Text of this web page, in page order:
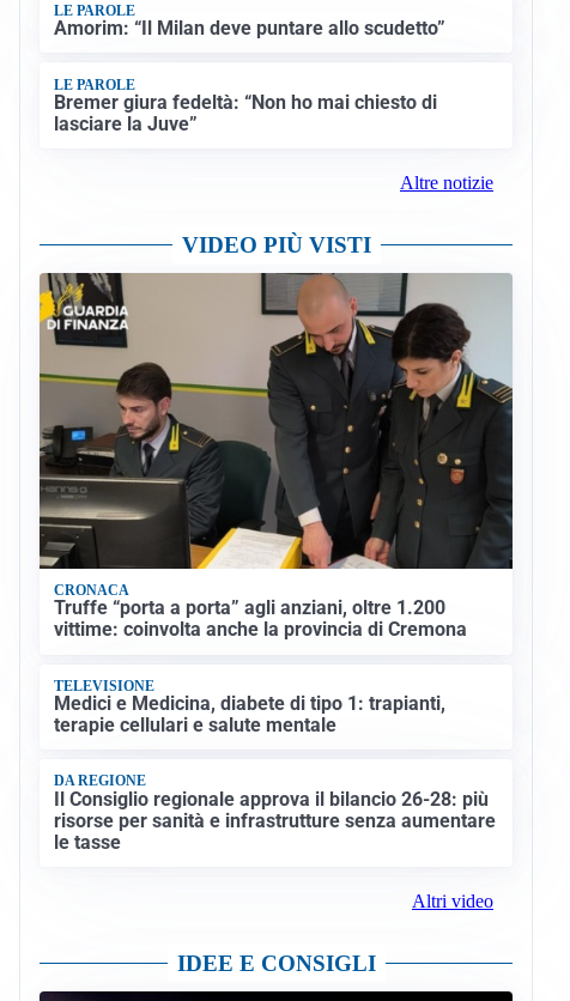
LE PAROLE
Amorim: “Il Milan deve puntare allo scudetto”
LE PAROLE
Bremer giura fedeltà: “Non ho mai chiesto di
lasciare la Juve”
Altre notizie
VIDEO PIÙ VISTI
CRONACA
Truffe “porta a porta” agli anziani, oltre 1.200
vittime: coinvolta anche la provincia di Cremona
TELEVISIONE
Medici e Medicina, diabete di tipo 1: trapianti,
terapie cellulari e salute mentale
DA REGIONE
Il Consiglio regionale approva il bilancio 26-28: più
risorse per sanità e infrastrutture senza aumentare
le tasse
Altri video
IDEE E CONSIGLI